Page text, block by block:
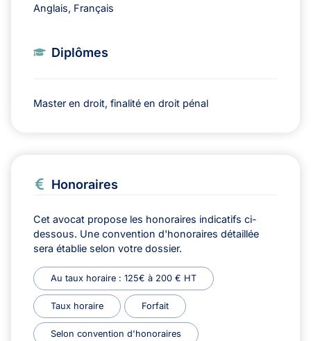
Anglais, Français
Diplômes
Master en droit, finalité en droit pénal
Honoraires
Cet avocat propose les honoraires indicatifs ci-
dessous. Une convention d'honoraires détaillée
sera établie selon votre dossier.
Au taux horaire : 125€ à 200 € HT
Taux horaire Forfait
Selon convention d'honoraires